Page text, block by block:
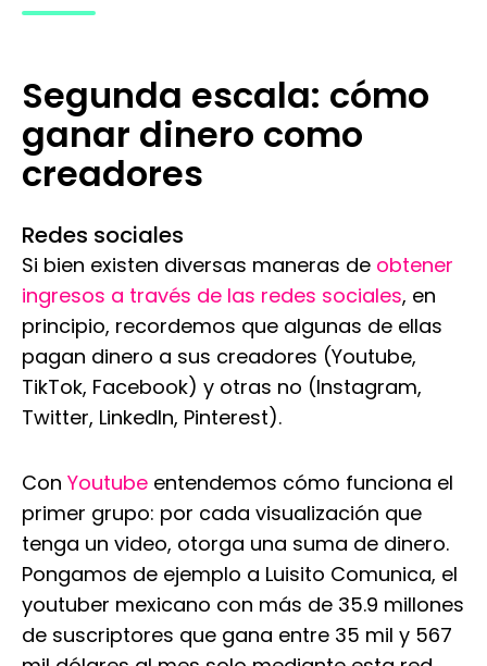
Segunda escala: cómo
ganar dinero como
creadores
Redes sociales
Si bien existen diversas maneras de obtener
ingresos a través de las redes sociales, en
principio, recordemos que algunas de ellas
pagan dinero a sus creadores (Youtube,
TikTok, Facebook) y otras no (Instagram,
Twitter, LinkedIn, Pinterest).
Con Youtube entendemos cómo funciona el
primer grupo: por cada visualización que
tenga un video, otorga una suma de dinero.
Pongamos de ejemplo a Luisito Comunica, el
youtuber mexicano con más de 35.9 millones
de suscriptores que gana entre 35 mil y 567